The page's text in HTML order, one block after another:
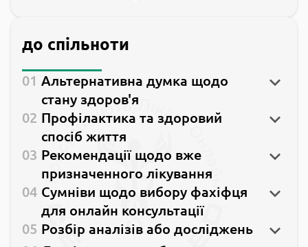
до спільноти
Альтернативна думка щодо
стану здоров'я
Профілактика та здоровий
спосіб життя
Рекомендації щодо вже
призначенного лікування
Сумніви щодо вибору фахіфця
для онлайн консультації
Розбір аналізів або досліджень